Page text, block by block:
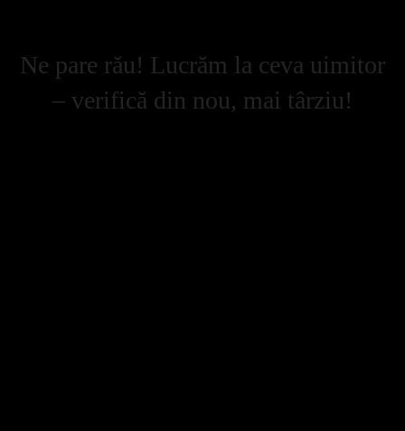
Ne pare rău! Lucrăm la ceva uimitor
– verifică din nou, mai târziu!